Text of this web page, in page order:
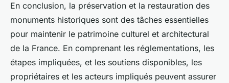
En conclusion, la préservation et la restauration des
monuments historiques sont des tâches essentielles
pour maintenir le patrimoine culturel et architectural
de la France. En comprenant les réglementations, les
étapes impliquées, et les soutiens disponibles, les
propriétaires et les acteurs impliqués peuvent assurer